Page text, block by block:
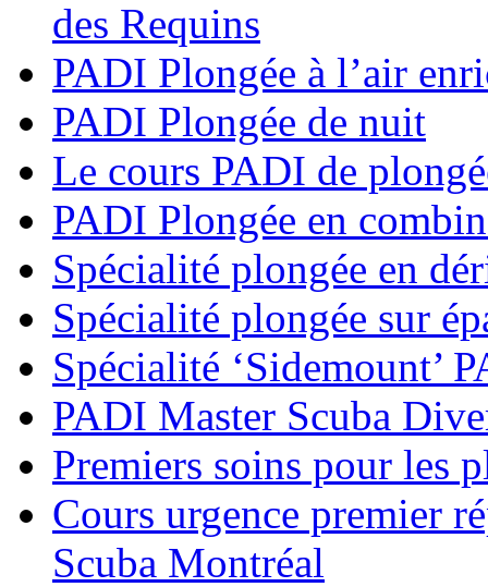
des Requins
PADI Plongée à l’air
PADI Plongée de nuit
Le cours PADI de
PADI Plongée en
Spécialité plongée en
Spécialité plongée sur
Spécialité ‘Sidemount’
PADI Master Scuba
Premiers soins pour les
Cours urgence premier
Scuba Montréal